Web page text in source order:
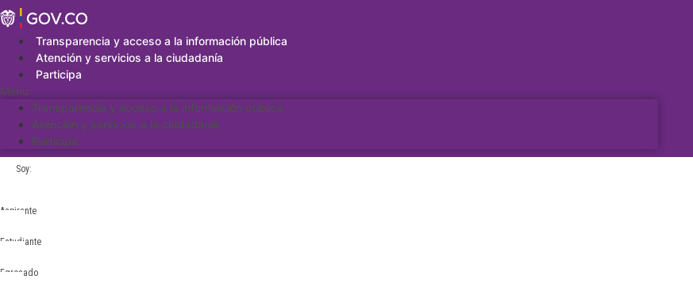
Saltar
al
contenidoTransparencia y acceso a la información pública
Atención y servicios a la ciudadanía
Participa
Menu
Transparencia y acceso a la información pública
Atención y servicios a la ciudadanía
Participa
Soy:
Aspirante
Estudiante
Egresado